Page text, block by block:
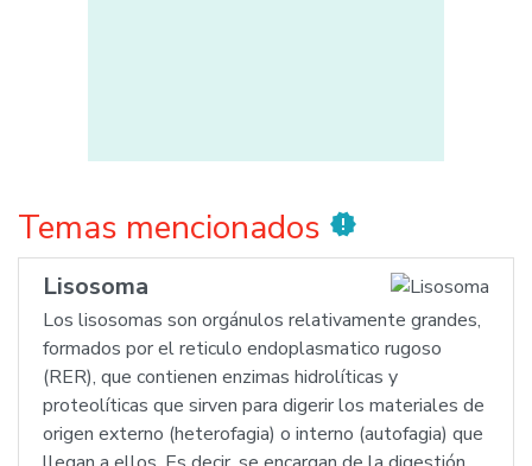
Temas mencionados new_releases
Lisosoma
Los lisosomas son orgánulos relativamente grandes,
formados por el reticulo endoplasmatico rugoso
(RER), que contienen enzimas hidrolíticas y
proteolíticas que sirven para digerir los materiales de
origen externo (heterofagia) o interno (autofagia) que